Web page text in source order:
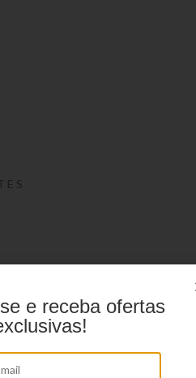
e receba ofertas